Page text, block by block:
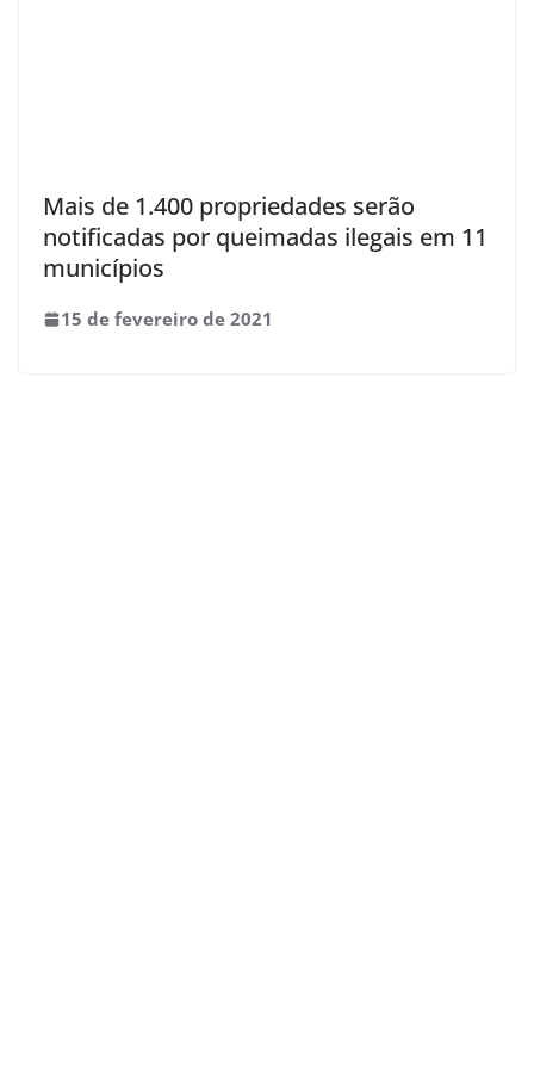
Mais de 1.400 propriedades serão
notificadas por queimadas ilegais em 11
municípios
15 de fevereiro de 2021